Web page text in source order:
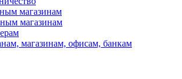
магазинам
магазинам
магазинам, офисам, банкам